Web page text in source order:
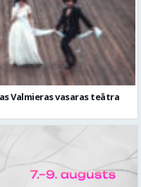
Valmieras vasaras teātra